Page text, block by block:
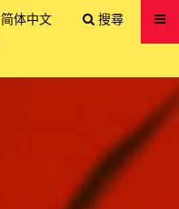
简体中文 搜尋